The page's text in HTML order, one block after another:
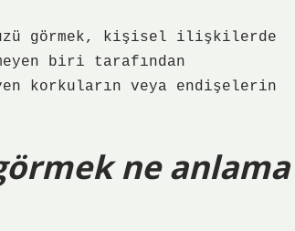
görmek, kişisel ilişkilerde
biri tarafından
korkuların veya endişelerin
ne anlama